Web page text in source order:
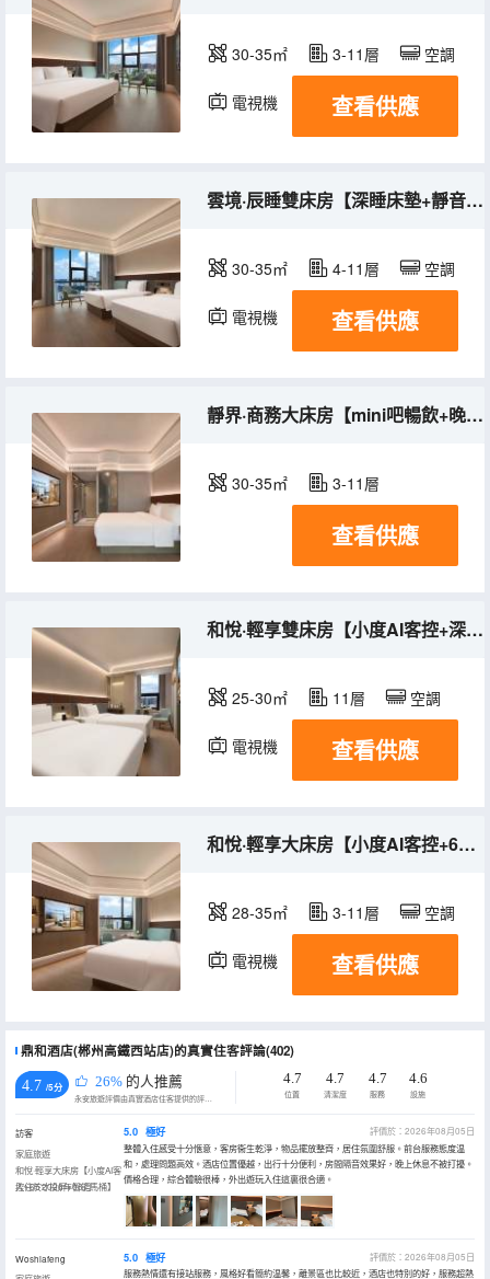
30-35㎡ 3-11層 空調
電視機 查看供應
雲境·辰睡雙床房【深睡床墊+靜音門窗+晚安茶點】
30-35㎡ 4-11層 空調
電視機 查看供應
靜界·商務大床房【mini吧暢飲+晚安茶點+靜音樓層】
30-35㎡ 3-11層
查看供應
和悅·輕享雙床房【小度AI客控+深睡枕頭+拾取茶具】
25-30㎡ 11層 空調
電視機 查看供應
和悅·輕享大床房【小度AI客控+65寸投屏+智能馬桶】
28-35㎡ 3-11層 空調
電視機 查看供應
鼎和酒店(郴州高鐵西站店)的真實住客評論(402)
4.7 /5分 26% 的人推薦
永安旅遊評價由真實酒店住客提供的評價。
4.7
位置
4.7
清潔度
4.7
服務
4.6
設施
訪客
家庭旅遊
和悅·輕享大床房【小度AI客
控+65寸投屏+智能馬桶】
入住於2026年08月
5.0 極好
評價於：2026年08月05日
整體入住感受十分愜意，客房衞生乾淨，物品擺放整齊，居住氛圍舒服。前台服務態度温
和，處理問題高效。酒店位置優越，出行十分便利，房間隔音效果好，晚上休息不被打擾。
價格合理，綜合體驗很棒，外出遊玩入住這裏很合適。
Woshiafeng
5.0 極好
評價於：2026年08月05日
服務熱情還有接站服務，風格好看簡約温馨，離景區也比較近，酒店也特別的好，服務超熱